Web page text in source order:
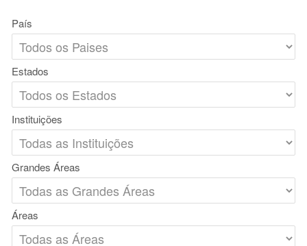
País
Estados
Instituições
Grandes Áreas
Áreas